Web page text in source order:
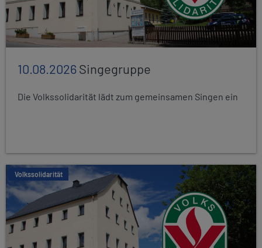
10.08.2026Singegruppe
Die Volkssolidarität lädt zum gemeinsamen Singen ein
Volkssolidarität